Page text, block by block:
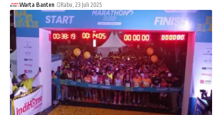
Warta Banten Rabu, 23 Juli 2025